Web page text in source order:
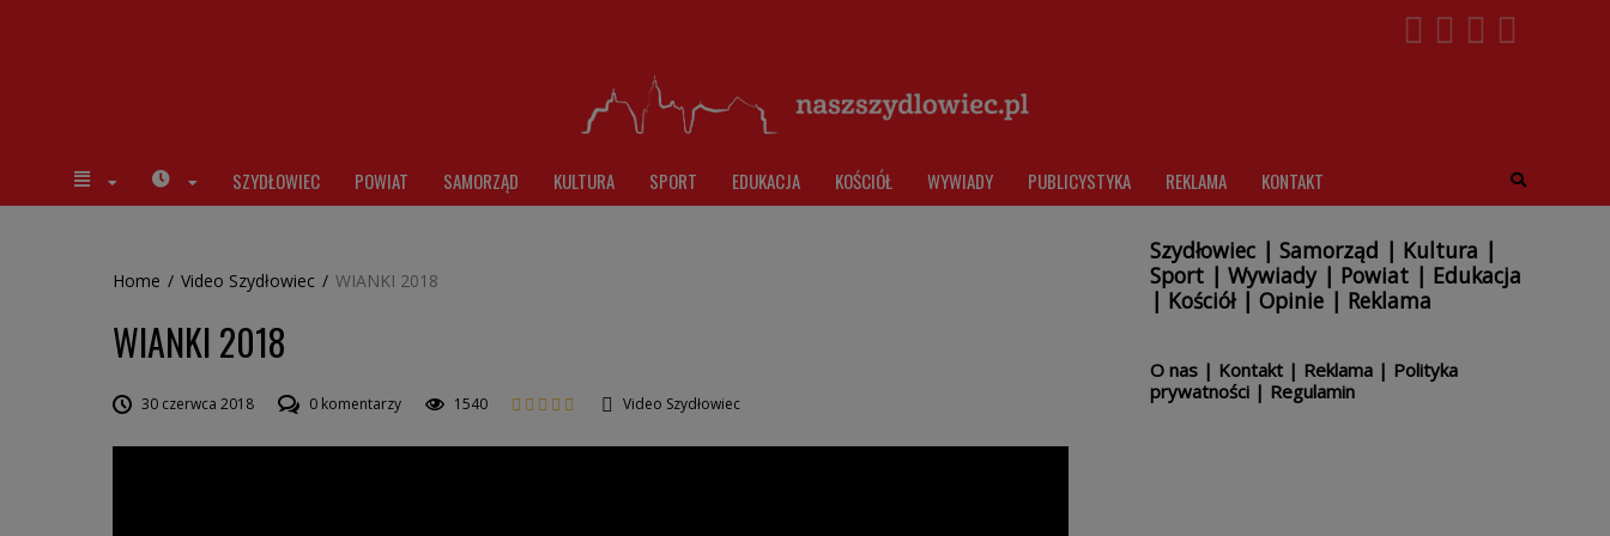
SZYDŁOWIEC POWIAT SAMORZĄD KULTURA SPORT EDUKACJA KOŚCIÓŁ WYWIADY PUBLICYSTYKA REKLAMA KONTAKT
Home / Video Szydłowiec / WIANKI 2018
WIANKI 2018
30 czerwca 2018 0 komentarzy 1540 Video Szydłowiec
Szydłowiec| Samorząd | Kultura |
Sport| Wywiady| Powiat| Edukacja
| Kościół| Opinie| Reklama
O nas| Kontakt| Reklama| Polityka
prywatności| Regulamin